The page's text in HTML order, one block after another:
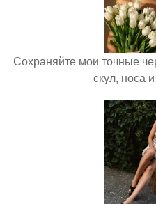
Сохраняйте мои точные
скул, носа